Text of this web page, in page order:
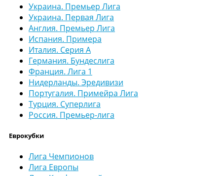
Украина. Премьер Лига
Украина. Первая Лига
Англия. Премьер Лига
Испания. Примера
Италия. Серия А
Германия. Бундеслига
Франция. Лига 1
Нидерланды. Эредивизи
Португалия. Примейра Лига
Турция. Суперлига
Россия. Премьер-лига
Еврокубки
Лига Чемпионов
Лига Европы